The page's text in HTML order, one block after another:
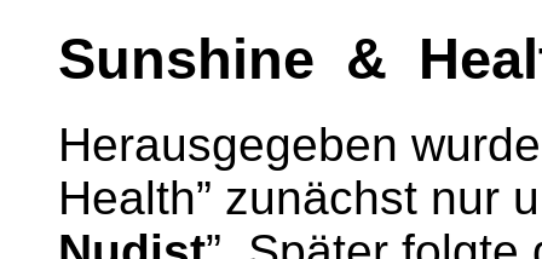
Sunshine &
Herausgegeben
Health” zunächst nur